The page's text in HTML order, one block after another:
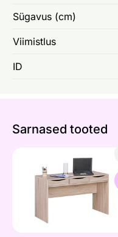
Sügavus (cm)
Viimistlus
ID
Sarnased tooted
Kirjutuslaud Samo
Otsi sarnaseid